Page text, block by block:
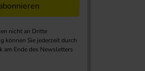
nicht an Dritte
können Sie jederzeit durch
Ende des Newsletters